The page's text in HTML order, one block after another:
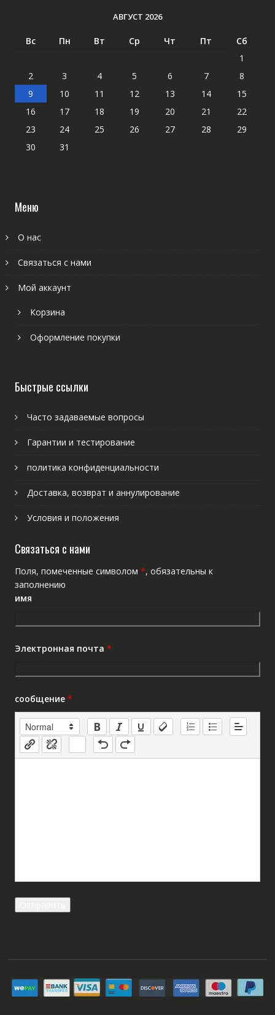
АВГУСТ 2026
Вс Пн Вт Ср Чт Пт
Сб
1
2
3 4 5 6 7
8
9
10 11 12 13 14
15
16
17 18 19 20 21
22
23
24 25 26 27 28
29
30
31
Меню
О нас
Связаться с нами
Мой аккаунт
Корзина
Оформление покупки
Быстрые ссылки
Часто задаваемые вопросы
Гарантии и тестирование
политика конфиденциальности
Доставка, возврат и аннулирование
Условия и положения
Связаться с нами
Поля, помеченные символом *, обязательны к
заполнению
имя
Электронная почта *
сообщение *